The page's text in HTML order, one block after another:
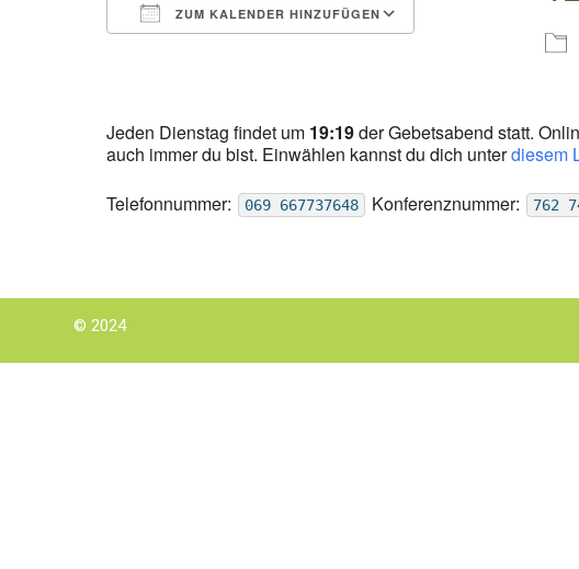
ZUM KALENDER HINZUFÜGEN
Google Kalender
Jeden Dienstag findet um 19:19der Gebetsabend statt.
auch immer du bist. Einwählen kannst du dich unterdiesem
Telefonnummer:
069 667737648 Konferenznummer: 762
© 2024